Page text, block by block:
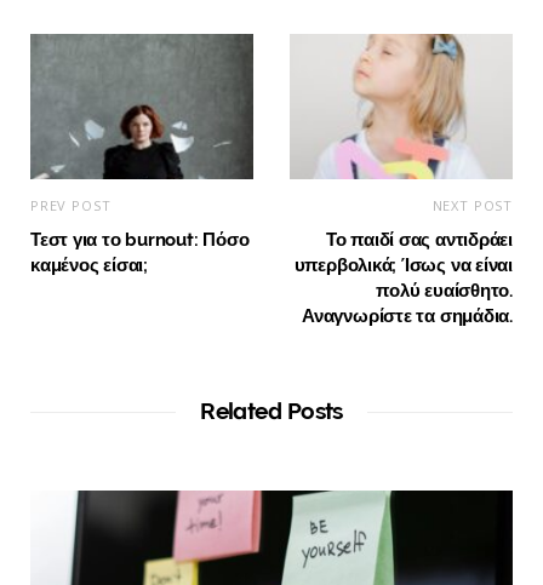
PREV POST
Τεστ για το burnout: Πόσο
καμένος είσαι;
NEXT POST
Το παιδί σας αντιδράει
υπερβολικά; Ίσως να είναι
πολύ ευαίσθητο.
Αναγνωρίστε τα σημάδια.
Related Posts